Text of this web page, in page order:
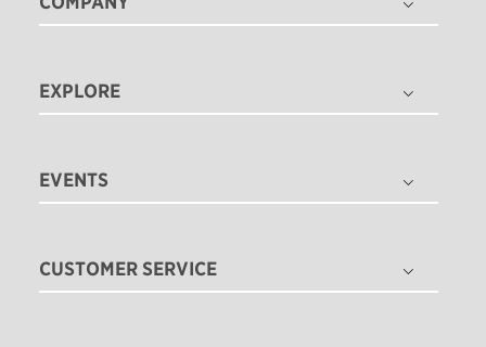
タイトリスト グローバル
採用情報
EXPLORE
ゴルフクラブ
ゴルフギア
ツアー情報
EVENTS
ゴルフクラブフィッティング
ゴルフクラブ パフォーマンス体感イベント
CUSTOMER SERVICE